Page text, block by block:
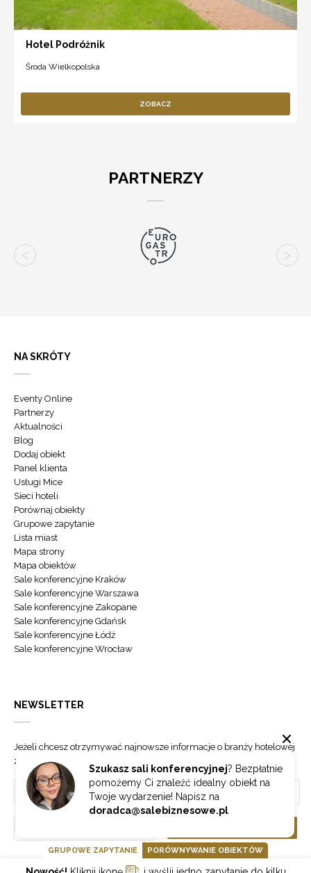
Hotel Podróżnik
Środa Wielkopolska
ZOBACZ
PARTNERZY
Szukasz sali konferencyjnej? Bezpłatnie
pomożemy Ci znaleźć idealny obiekt na
Twoje wydarzenie! Napisz na
doradca@salebiznesowe.pl
NA SKRÓTY
Eventy Online
Partnerzy
Aktualności
Blog
Dodaj obiekt
Panel klienta
Usługi Mice
Sieci hoteli
Porównaj obiekty
Grupowe zapytanie
Lista miast
Mapa strony
Mapa obiektów
Sale konferencyjne Kraków
Sale konferencyjne Warszawa
Sale konferencyjne Zakopane
Sale konferencyjne Gdańsk
Sale konferencyjne Łódź
Sale konferencyjne Wrocław
NEWSLETTER
Jeżeli chcesz otrzymywać najnowsze informacje o branży hotelowej
zapisz się do naszego newslettera.
GRUPOWE ZAPYTANIE PORÓWNYWANIE OBIEKTÓW